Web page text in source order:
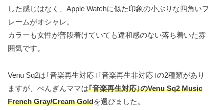
した感じはなく、Apple Watchに似た印象の小ぶりな四角いフ
レームがオシャレ。
カラーも女性が普段着けていても違和感のない落ち着いた雰
囲気です。
Venu Sq2は｢音楽再生対応｣｢音楽再生非対応｣の2種類があり
ますが、ぺんぎんママは｢音楽再生対応｣のVenu Sq2 Music
French Gray/Cream Goldを選びました。